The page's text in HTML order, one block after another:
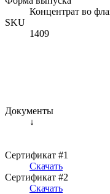
Концентрат во
SKU
1409
Документы
↓
Сертификат #1
Скачать
Сертификат #2
Скачать